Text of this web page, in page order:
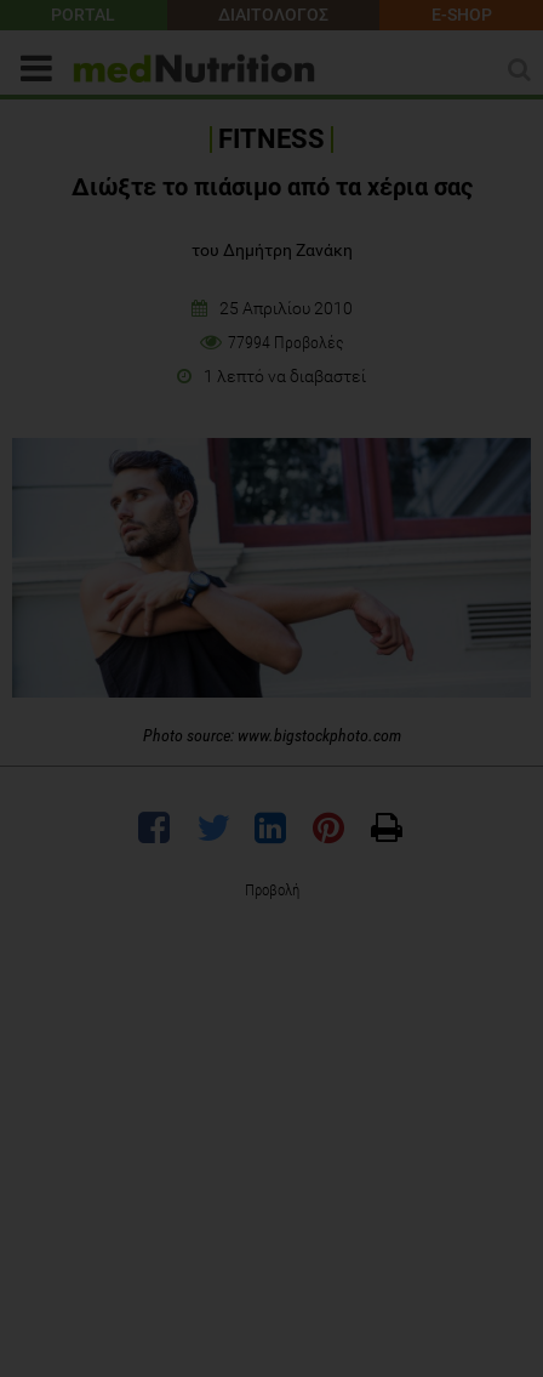
PORTAL ΔΙΑΙΤΟΛΟΓΟΣ E-SHOP
FITNESS
Διώξτε το πιάσιμο από τα χέρια σας
του Δημήτρη Ζανάκη
25 Απριλίου 2010
77994 Προβολές
1 λεπτό να διαβαστεί
Photo source: www.bigstockphoto.com
Προβολή